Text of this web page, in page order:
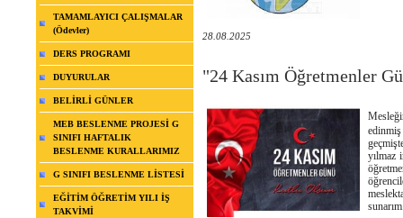
TAMAMLAYICI ÇALIŞMALAR
(Ödevler)
DERS PROGRAMI
DUYURULAR
BELİRLİ GÜNLER
MEB BESLENME PROJESİ G
SINIFI HAFTALIK
BESLENME KURALLARIMIZ
G SINIFI BESLENME LİSTESİ
EĞİTİM ÖĞRETİM YILI İŞ
TAKVİMİ
28.08.2025
"24 Kasım Öğretmenler
yılmaz